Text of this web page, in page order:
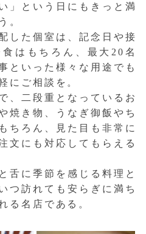
」という日にもきっと満
。
した個室は、記念日や接
はもちろん、最大20名
といった様々な用途でも
にご相談を。
、二段重となっているお
焼き物、うなぎ御飯やち
ちろん、見た目も非常に
文にも対応してもらえる
舌に季節を感じる料理と
つ訪れても安らぎに満ち
る名店である。